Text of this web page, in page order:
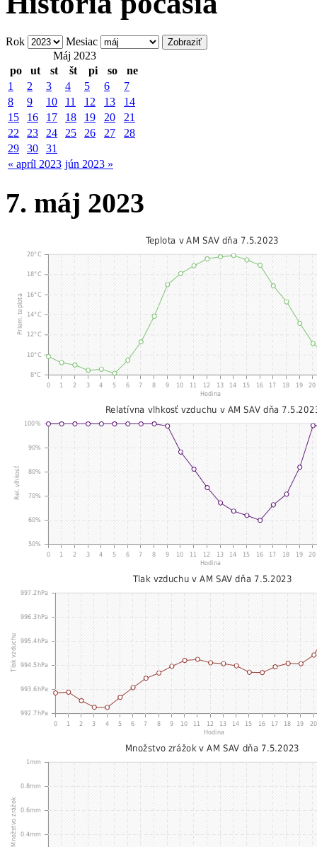
Rok
Mesiac
Máj 2023
po
ut st št pi so ne
« apríl 2023 jún 2023 »
1 2 3 4 5 6
7
8
9 10 11 12 13
14
15
16 17 18 19 20
21
22
23 24 25 26 27
28
29
30 31
7. máj 2023